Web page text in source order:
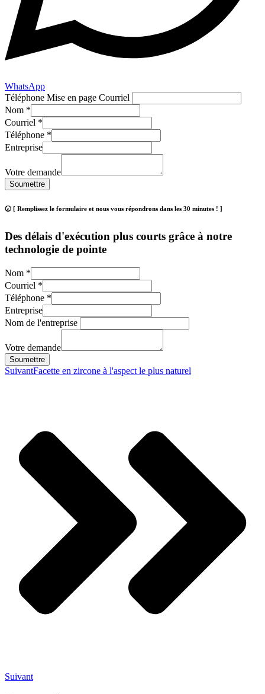
WhatsApp
Téléphone Mise en page Courriel
Nom *
Courriel *
Téléphone *
Entreprise
Votre demande
Soumettre
🕢 [ Remplissez le formulaire et nous vous répondrons dans les 30 minutes ! ]
Des délais d'exécution plus courts grâce à notre
technologie de pointe
Nom *
Courriel *
Téléphone *
Entreprise
Nom de l'entreprise
Votre demande
Soumettre
SuivantFacette en zircone à l'aspect le plus naturel
Suivant